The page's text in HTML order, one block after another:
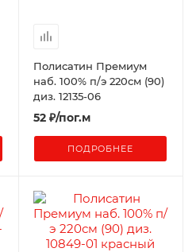
Полисатин Премиум
наб. 100% п/э 220см (90)
диз. 12135-06
52₽/пог.м
ПОДРОБНЕЕ